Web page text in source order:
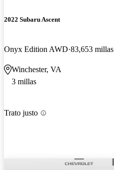
2022 Subaru Ascent
Onyx Edition AWD 83,653 millas
Winchester, VA
3 millas
Trato justo